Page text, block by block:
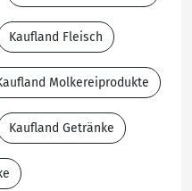
Kaufland Fleisch
Molkereiprodukte
Kaufland Getränke